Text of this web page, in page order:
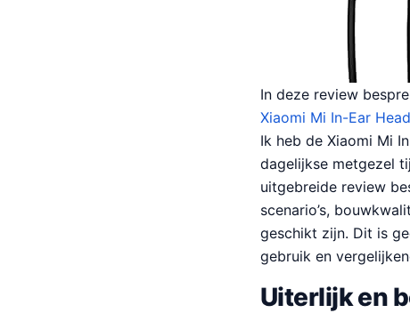
In deze review
Xiaomi Mi In-Ear
Ik heb de Xiaomi Mi
dagelijkse metgezel
uitgebreide review
scenario’s,
geschikt zijn. Dit is
gebruik en
Uiterlijk en